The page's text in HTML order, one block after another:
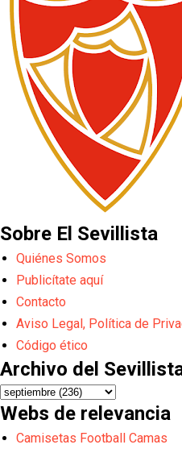
Sobre El Sevillista
Quiénes Somos
Publicítate aquí
Contacto
Aviso Legal, Política de
Código ético
Archivo del
Webs de relevancia
Camisetas Football Camas